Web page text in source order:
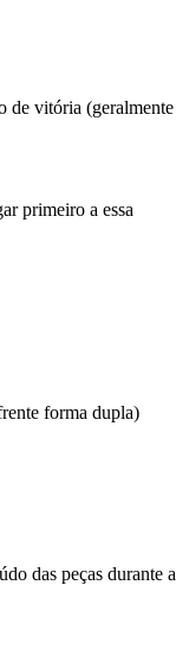
de vitória (geralmente
primeiro a essa
forma dupla)
das peças durante a